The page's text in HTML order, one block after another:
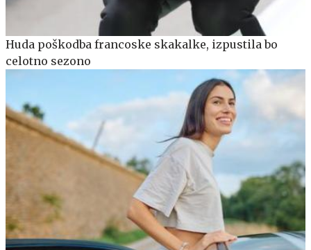
Huda poškodba francoske skakalke, izpustila bo
celotno sezono